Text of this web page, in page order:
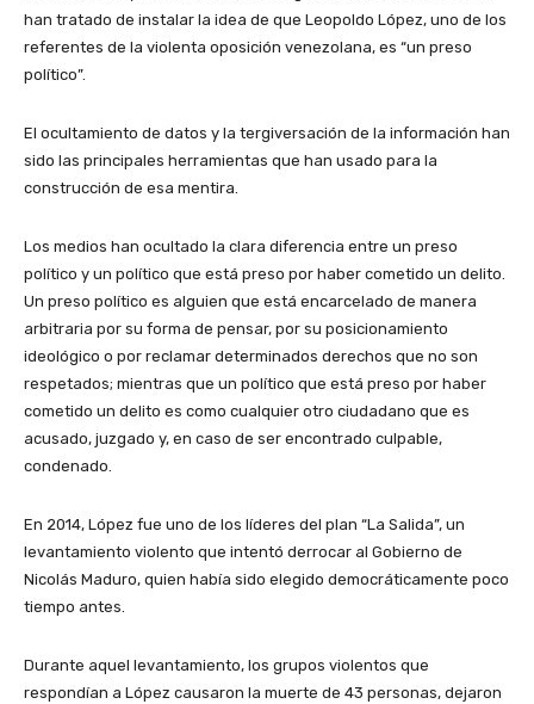
han tratado de instalar la idea de que Leopoldo López, uno de los
referentes de la violenta oposición venezolana, es “un preso
político”.
El ocultamiento de datos y la tergiversación de la información han
sido las principales herramientas que han usado para la
construcción de esa mentira.
Los medios han ocultado la clara diferencia entre un preso
político y un político que está preso por haber cometido un delito.
Un preso político es alguien que está encarcelado de manera
arbitraria por su forma de pensar, por su posicionamiento
ideológico o por reclamar determinados derechos que no son
respetados; mientras que un político que está preso por haber
cometido un delito es como cualquier otro ciudadano que es
acusado, juzgado y, en caso de ser encontrado culpable,
condenado.
En 2014, López fue uno de los líderes del plan “La Salida”, un
levantamiento violento que intentó derrocar al Gobierno de
Nicolás Maduro, quien había sido elegido democráticamente poco
tiempo antes.
Durante aquel levantamiento, los grupos violentos que
respondían a López causaron la muerte de 43 personas, dejaron